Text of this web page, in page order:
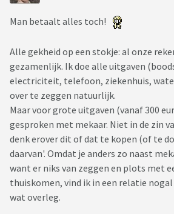
Man betaalt alles toch!
Alle gekheid op een stokje: al onze
gezamenlijk. Ik doe alle uitgaven
electriciteit, telefoon, ziekenhuis,
over te zeggen natuurlijk.
Maar voor grote uitgaven (vanaf 300
gesproken met mekaar. Niet in de zin
denk erover dit of dat te kopen (of te
daarvan'. Omdat je anders zo naast
want er niks van zeggen en plots met
thuiskomen, vind ik in een relatie nogal
wat overleg.